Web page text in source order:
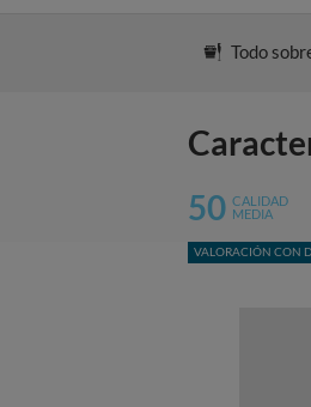
Todo
50 CALIDAD
MEDIA
VALORACIÓN CON